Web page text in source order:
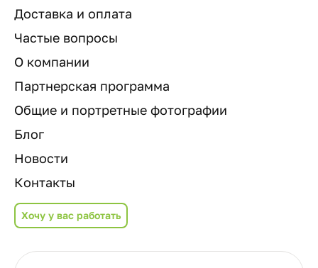
Доставка и оплата
Частые вопросы
О компании
Партнерская программа
Общие и портретные фотографии
Блог
Новости
Контакты
Хочу у вас работать